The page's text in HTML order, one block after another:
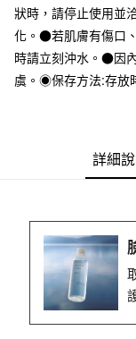
每筆NT$65，滿
付款後全家取貨
每筆NT$65，滿
付款後7-11取貨
每筆NT$65，滿
每筆NT$150，滿
無印良品門市自取
免運費
狀時，請停止使用並
化。●若肌膚有傷口
時請立刻沖水。●因
虞。◉保存方法:存放
詳細